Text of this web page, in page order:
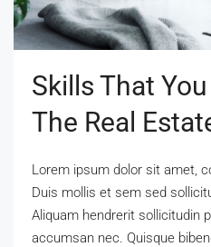
Skills That
The Real
Lorem ipsum dolor sit amet,
Duis mollis et sem sed
Aliquam hendrerit sollicitudin
accumsan nec. Quisque